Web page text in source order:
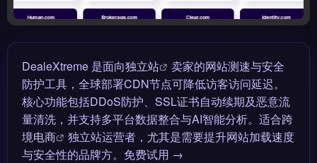
DealeXtreme 是面向独立站
卖家的网站测速与安全
防护工具，全球部署CDN节点可降低访客访问延迟。
核心功能包括DDoS防护、SSL证书自动续期及恶意流
量清洗，并支持多平台数据整合与AI智能分析。适合跨
境电商
独立站运营者，尤其是需要提升网站加载速度
与安全性的品牌方。免费试用 →